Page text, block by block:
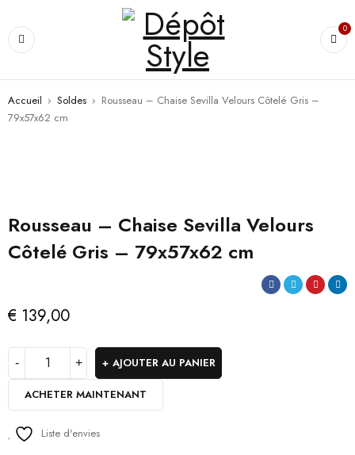
0
Accueil › Soldes › Rousseau – Chaise Sevilla Velours Côtelé Gris –
79x57x62 cm
Rousseau – Chaise Sevilla Velours
Côtelé Gris – 79x57x62 cm
€ 139,00
AJOUTER AU PANIER
ACHETER MAINTENANT
Liste d'envies